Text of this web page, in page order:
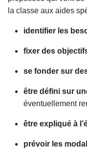
la classe aux aides
identifier les
fixer des
se fonder sur
être défini sur
éventuellement
être expliqué à
prévoir les